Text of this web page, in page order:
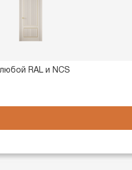
RAL и NCS